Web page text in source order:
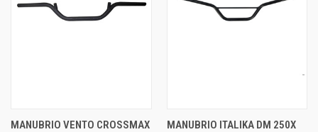
MANUBRIO VENTO CROSSMAX
MANUBRIO ITALIKA DM 250X